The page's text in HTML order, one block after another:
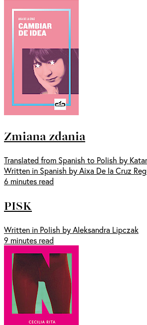
Zmiana zdania
Translated from Spanish to Polish by
Written in Spanish by Aixa De la Cruz
6 minutes read
PISK
Written in Polish by Aleksandra Lipczak
9 minutes read